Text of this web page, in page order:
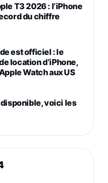
T3 2026 : l’iPhone
du chiffre
est officiel : le
location d’iPhone,
Watch aux US
voici les